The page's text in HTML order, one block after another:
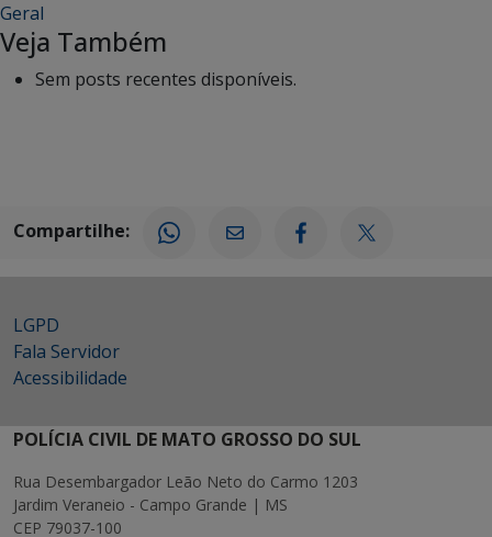
Geral
Veja Também
Sem posts recentes disponíveis.
Compartilhe:
LGPD
Fala Servidor
Acessibilidade
POLÍCIA CIVIL DE MATO GROSSO DO SUL
Rua Desembargador Leão Neto do Carmo 1203
Jardim Veraneio - Campo Grande | MS
CEP 79037-100